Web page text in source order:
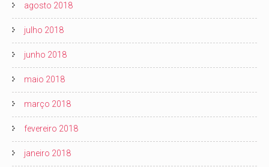
agosto 2018
julho 2018
junho 2018
maio 2018
março 2018
fevereiro 2018
janeiro 2018